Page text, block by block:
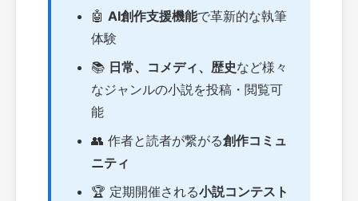
🤖 AI創作支援機能で革新的な執筆
体験
📚 日常、コメディ、歴史など様々
なジャンルの小説を投稿・閲覧可
能
👥 作者と読者が繋がる創作コミュ
ニティ
🏆 定期開催される小説コンテスト